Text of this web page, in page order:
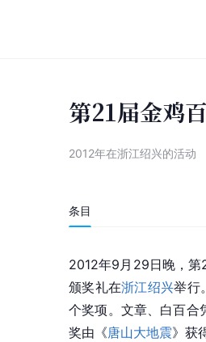
第21届金鸡
2012年在浙江绍兴的活动
条目
2012年9月29日晚，第
颁奖礼在浙江绍兴举行
个奖项。文章、白百合
奖由《唐山大地震》获